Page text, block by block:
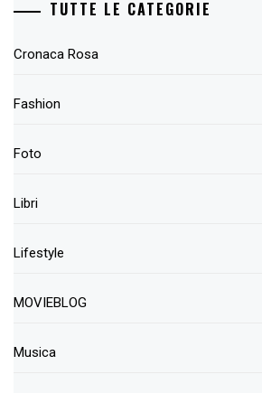
TUTTE LE CATEGORIE
Cronaca Rosa
Fashion
Foto
Libri
Lifestyle
MOVIEBLOG
Musica